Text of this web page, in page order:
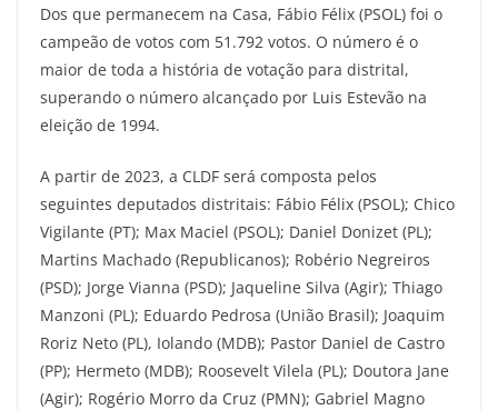
Dos que permanecem na Casa, Fábio Félix (PSOL) foi o
campeão de votos com 51.792 votos. O número é o
maior de toda a história de votação para distrital,
superando o número alcançado por Luis Estevão na
eleição de 1994.
A partir de 2023, a CLDF será composta pelos
seguintes deputados distritais: Fábio Félix (PSOL); Chico
Vigilante (PT); Max Maciel (PSOL); Daniel Donizet (PL);
Martins Machado (Republicanos); Robério Negreiros
(PSD); Jorge Vianna (PSD); Jaqueline Silva (Agir); Thiago
Manzoni (PL); Eduardo Pedrosa (União Brasil); Joaquim
Roriz Neto (PL), Iolando (MDB); Pastor Daniel de Castro
(PP); Hermeto (MDB); Roosevelt Vilela (PL); Doutora Jane
(Agir); Rogério Morro da Cruz (PMN); Gabriel Magno